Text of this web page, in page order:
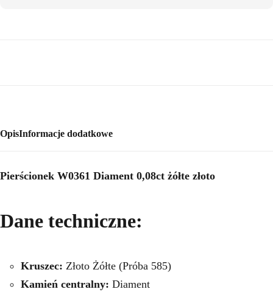
OpisInformacje dodatkowe
Pierścionek W0361 Diament 0,08ct żółte złoto
Dane techniczne:
Kruszec: Złoto Żółte (Próba 585)
Kamień centralny: Diament